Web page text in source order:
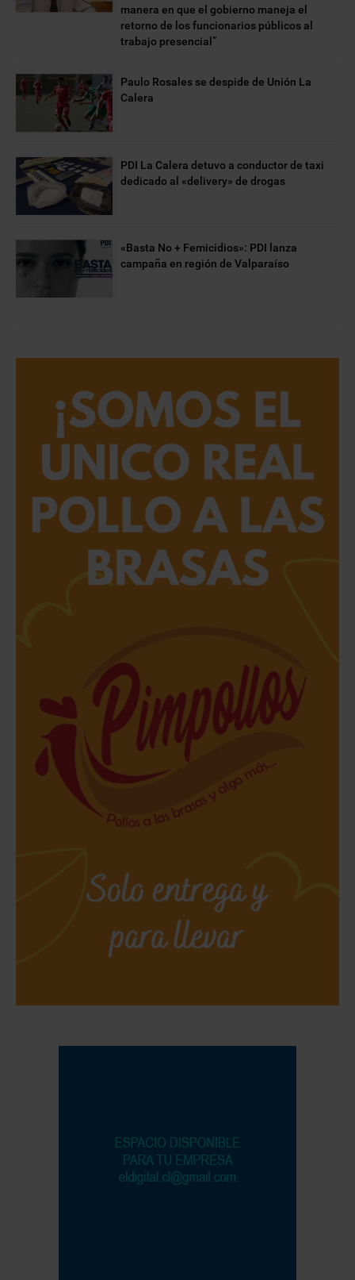
manera en que el gobierno maneja el
retorno de los funcionarios públicos al
trabajo presencial”
Paulo Rosales se despide de Unión La
Calera
PDI La Calera detuvo a conductor de taxi
dedicado al «delivery» de drogas
«Basta No + Femicidios»: PDI lanza
campaña en región de Valparaíso